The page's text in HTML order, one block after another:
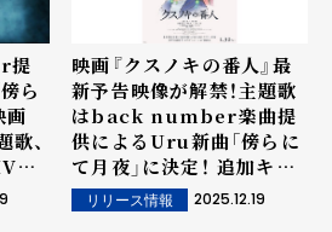
提
ら
画
歌、
を
映画『クスノキの番人』最
新予告映像が解禁！主題歌
はback number楽曲提
供によるUru新曲「傍らに
て月夜」に決定！ 追加キャ
ストに豪華声優陣の出演が
決定！
リリース情報 2025.12.19